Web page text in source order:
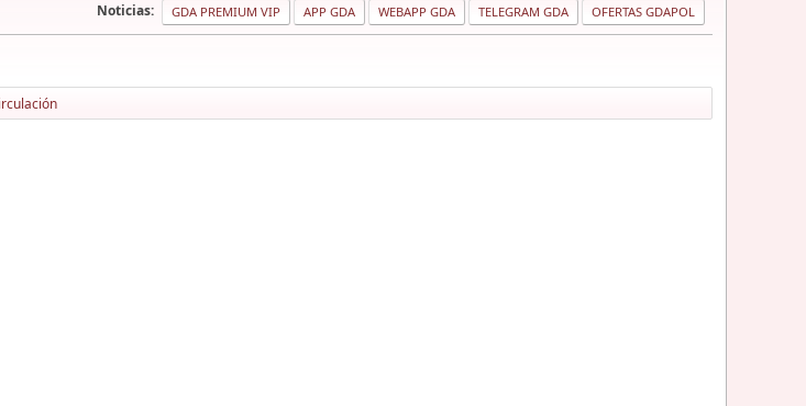
Noticias: GDA PREMIUM VIP APP GDA WEBAPP GDA TELEGRAM GDA OFERTAS GDAPOL